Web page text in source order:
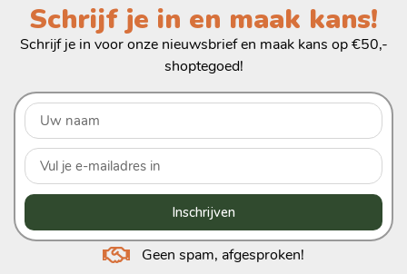
Schrijf je in en maak kans!
Schrijf je in voor onze nieuwsbrief en maak kans op €50,-
shoptegoed!
Inschrijven
Geen spam, afgesproken!